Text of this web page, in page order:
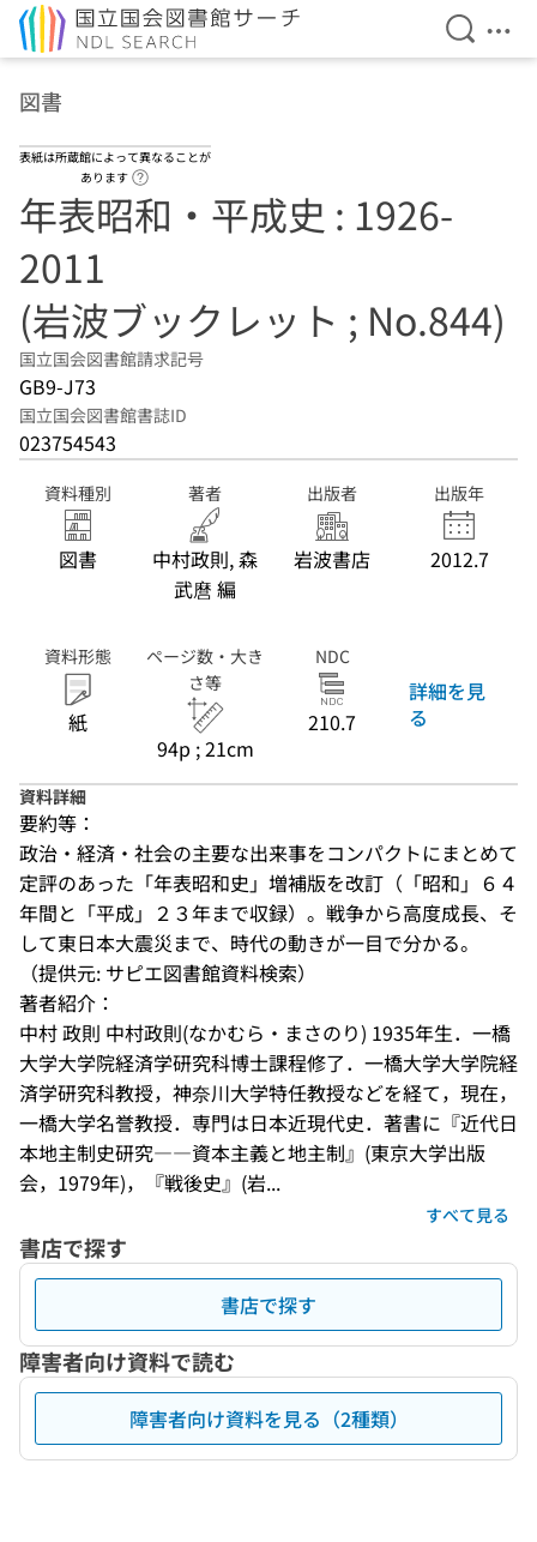
検索を
メ
図書
表紙は所蔵館によって異なることが
あります
年表昭和・平成史 : 1926-
2011
(岩波ブックレット ; No.844)
国立国会図書館請求記号
GB9-J73
国立国会図書館書誌ID
023754543
資料種別
図書
著者
中村政則, 森
武麿 編
出版者
岩波書店
出版年
2012.7
資料形態
紙
ページ数・大き
さ等
94p ; 21cm
NDC
210.7
詳細を見
る
資料詳細
要約等：
政治・経済・社会の主要な出来事をコンパクトにまとめて
定評のあった「年表昭和史」増補版を改訂（「昭和」６４
年間と「平成」２３年まで収録）。戦争から高度成長、そ
して東日本大震災まで、時代の動きが一目で分かる。
（提供元: サピエ図書館資料検索）
著者紹介：
中村 政則 中村政則(なかむら・まさのり) 1935年生．一橋
大学大学院経済学研究科博士課程修了．一橋大学大学院経
済学研究科教授，神奈川大学特任教授などを経て，現在，
一橋大学名誉教授．専門は日本近現代史．著書に『近代日
本地主制史研究――資本主義と地主制』(東京大学出版
会，1979年)，『戦後史』(岩...
すべて見る
書店で探す
書店で探す
障害者向け資料で読む
障害者向け資料を見る（2種類）